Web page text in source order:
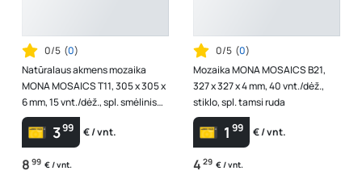
0/5 (0)
Natūralaus akmens mozaika
MONA MOSAICS T11, 305 x 305 x
6 mm, 15 vnt./dėž., spl. smėlinis
marmuras
399 € / vnt.
8 99 € / vnt.
0/5 (0)
Mozaika MONA MOSAICS B21,
327 x 327 x 4 mm, 40 vnt./dėž.,
stiklo, spl. tamsi ruda
1 99 € / vnt.
4 29 € / vnt.